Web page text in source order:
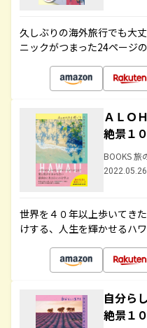
久しぶりの海外旅行でも大
ニックがつまった24ページ
ＡＬＯ
絶景１
BOOKS 旅
世界を４０年以上歩いてき
けする、人生を輝かせるハ
自分ら
絶景１